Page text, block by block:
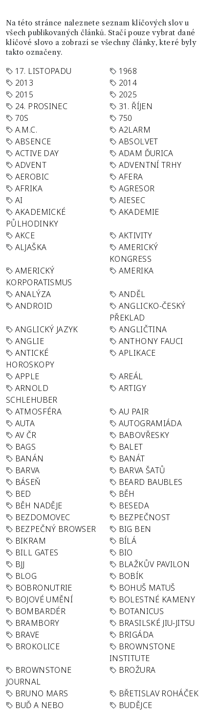
Na této stránce naleznete seznam klíčových slov u
všech publikovaných článků. Stačí pouze vybrat dané
klíčové slovo a zobrazí se všechny články, které byly
takto označeny.
17. LISTOPADU
1968
2013
2014
2015
2025
24. PROSINEC
31. ŘÍJEN
70S
750
A.M.C.
A2LARM
ABSENCE
ABSOLVET
ACTIVE DAY
ADAM ĎURICA
ADVENT
ADVENTNÍ TRHY
AEROBIC
AFERA
AFRIKA
AGRESOR
AI
AIESEC
AKADEMICKÉ
PŮLHODINKY
AKADEMIE
AKCE
AKTIVITY
ALJAŠKA
AMERICKÝ
KONGRESS
AMERICKÝ
KORPORATISMUS
AMERIKA
ANALÝZA
ANDĚL
ANDROID
ANGLICKO-ČESKÝ
PŘEKLAD
ANGLICKÝ JAZYK
ANGLIČTINA
ANGLIE
ANTHONY FAUCI
ANTICKÉ
HOROSKOPY
APLIKACE
APPLE
AREÁL
ARNOLD
SCHLEHUBER
ARTIGY
ATMOSFÉRA
AU PAIR
AUTA
AUTOGRAMIÁDA
AV ČR
BABOVŘESKY
BAGS
BALET
BANÁN
BANÁT
BARVA
BARVA ŠATŮ
BÁSEŇ
BEARD BAUBLES
BED
BĚH
BĚH NADĚJE
BESEDA
BEZDOMOVEC
BEZPEČNOST
BEZPEČNÝ BROWSER
BIG BEN
BIKRAM
BÍLÁ
BILL GATES
BIO
BJJ
BLAŽKŮV PAVILON
BLOG
BOBÍK
BOBRONUTRIE
BOHUŠ MATUŠ
BOJOVÉ UMĚNÍ
BOLESTNÉ KAMENY
BOMBARDÉR
BOTANICUS
BRAMBORY
BRASILSKÉ JIU-JITSU
BRAVE
BRIGÁDA
BROKOLICE
BROWNSTONE
INSTITUTE
BROWNSTONE
JOURNAL
BROŽURA
BRUNO MARS
BŘETISLAV ROHÁČEK
BUĎ A NEBO
BUDĚJCE